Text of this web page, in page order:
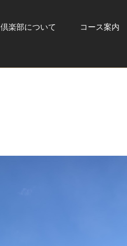
倶楽部について コース案内